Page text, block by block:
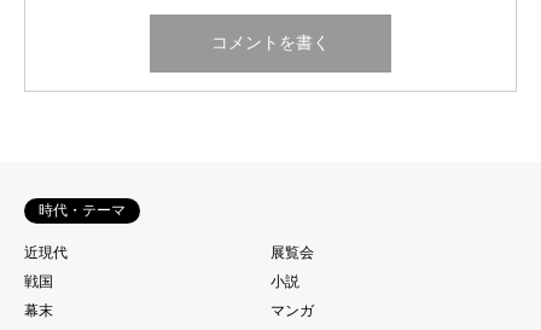
時代・テーマ
近現代
展覧会
戦国
小説
幕末
マンガ